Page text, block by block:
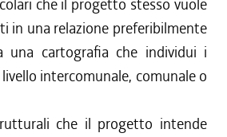
che il progetto stesso vuole
in una relazione preferibilmente
una cartografia che individui i
intercomunale, comunale o
che il progetto intende